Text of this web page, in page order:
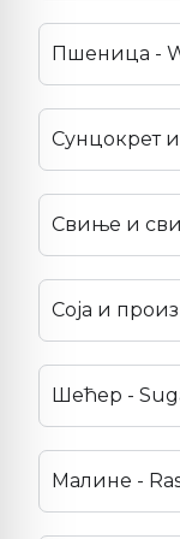
Пшеница -
Сунцокрет
Свиње и
Соја и
Шећер -
Малине -